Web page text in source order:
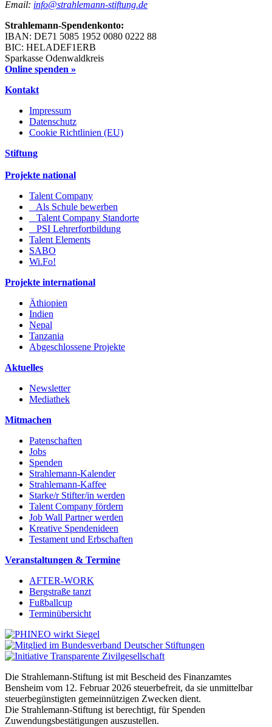
Email: info@strahlemann-stiftung.de
Strahlemann-Spendenkonto:
IBAN: DE71 5085 1952 0080 0222 88
BIC: HELADEF1ERB
Sparkasse Odenwaldkreis
Online spenden »
Kontakt
Impressum
Datenschutz
Cookie Richtlinien (EU)
Stiftung
Projekte national
Talent Company
Als Schule bewerben
Talent Company Standorte
PSI Lehrerfortbildung
Talent Elements
SABO
Wi.Fo!
Projekte international
Äthiopien
Indien
Nepal
Tanzania
Abgeschlossene Projekte
Aktuelles
Newsletter
Mediathek
Mitmachen
Patenschaften
Jobs
Spenden
Strahlemann-Kalender
Strahlemann-Kaffee
Starke/r Stifter/in werden
Talent Company fördern
Job Wall Partner werden
Kreative Spendenideen
Testament und Erbschaften
Veranstaltungen & Termine
AFTER-WORK
Bergstraße tanzt
Fußballcup
Terminübersicht
Die Strahlemann-Stiftung ist mit Bescheid des Finanzamtes
Bensheim vom 12. Februar 2026 steuerbefreit, da sie unmittelbar
steuerbegünstigten gemeinnützigen Zwecken dient.
Die Strahlemann-Stiftung ist berechtigt, für Spenden
Zuwendungsbestätigungen auszustellen.